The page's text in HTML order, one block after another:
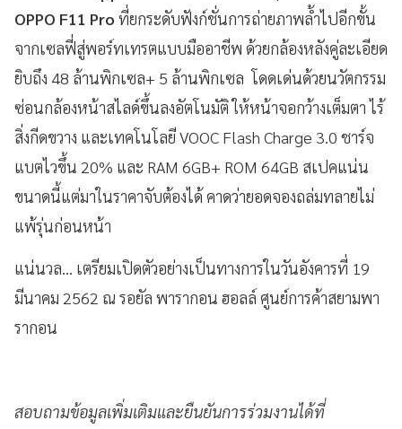
OPPO F11 Pro ที่ยกระดับฟังก์ชั่นการถ่ายภาพล้ำไปอีกขั้น
จากเซลฟี่สู่พอร์ทเทรตแบบมืออาชีพ ด้วยกล้องหลังคู่ละเอียด
ยิบถึง 48 ล้านพิกเซล+ 5 ล้านพิกเซล โดดเด่นด้วยนวัตกรรม
ซ่อนกล้องหน้าสไลด์ขึ้นลงอัตโนมัติ ให้หน้าจอกว้างเต็มตา ไร้
สิ่งกีดขวาง และเทคโนโลยี VOOC Flash Charge 3.0 ชาร์จ
แบตไวขึ้น 20% และ RAM 6GB+ ROM 64GB สเปคแน่น
ขนาดนี้แต่มาในราคาจับต้องได้ คาดว่ายอดจองถล่มทลายไม่
แพ้รุ่นก่อนหน้า
แน่นวล... เตรียมเปิดตัวอย่างเป็นทางการในวันอังคารที่ 19
มีนาคม 2562 ณ รอยัล พารากอน ฮอลล์ ศูนย์การค้าสยามพา
รากอน
สอบถามข้อมูลเพิ่มเติมและยืนยันการร่วมงานได้ที่